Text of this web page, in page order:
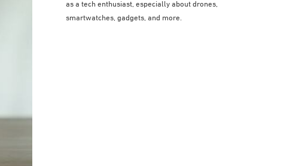
as a tech enthusiast, especially about drones,
smartwatches, gadgets, and more.